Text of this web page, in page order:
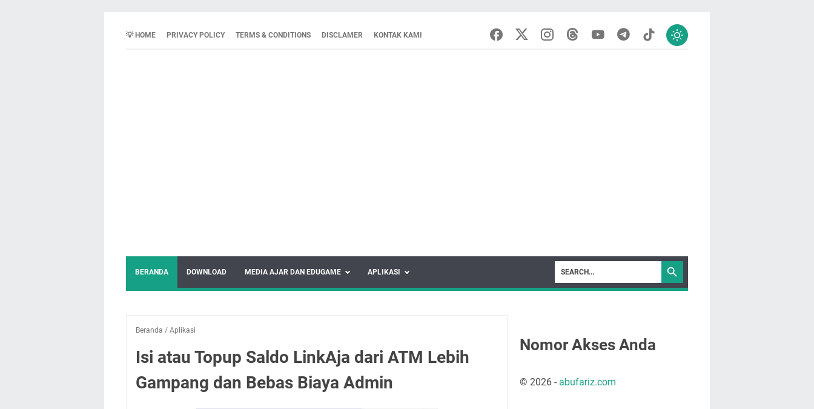
💡 HOME PRIVACY POLICY TERMS & CONDITIONS DISCLAMER KONTAK KAMI
BERANDA DOWNLOAD MEDIA AJAR DAN EDUGAME APLIKASI
Beranda / Aplikasi
Isi atau Topup Saldo LinkAja dari ATM Lebih
Gampang dan Bebas Biaya Admin
Nomor Akses Anda
© 2026- abufariz.com